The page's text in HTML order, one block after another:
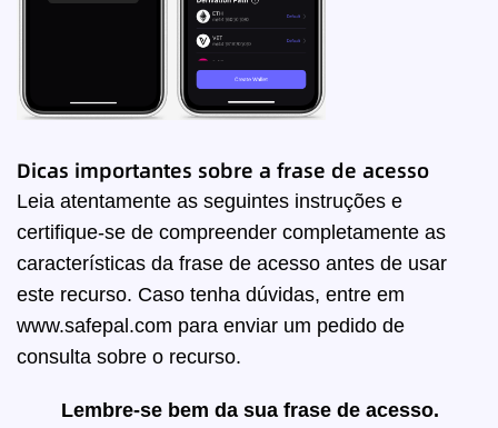
Dicas importantes sobre a frase de acesso
Leia atentamente as seguintes instruções e
certifique-se de compreender completamente as
características da frase de acesso antes de usar
este recurso. Caso tenha dúvidas, entre em
www.safepal.com para enviar um pedido de
consulta sobre o recurso.
Lembre-se bem da sua frase de acesso.